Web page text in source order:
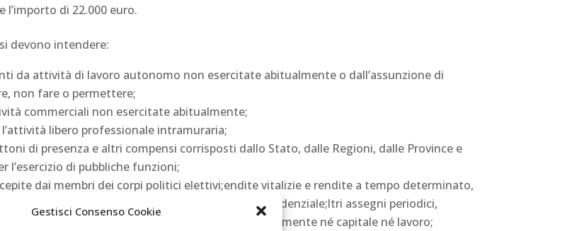
Gestisci Consenso Cookie
l’importo di 22.000 euro.
devono intendere:
da attività di lavoro autonomo non esercitate abitualmente o dall’assunzione di
non fare o permettere;
commerciali non esercitate abitualmente;
libero professionale intramuraria;
di presenza e altri compensi corrisposti dallo Stato, dalle Regioni, dalle Province e
l’esercizio di pubbliche funzioni;
dai membri dei corpi politici elettivi;endite vitalizie e rendite a tempo determinato,
oneroso, diverse da quelle aventi funzione previdenziale;ltri assegni periodici,
alla cui produzione non concorrono attualmente né capitale né lavoro;